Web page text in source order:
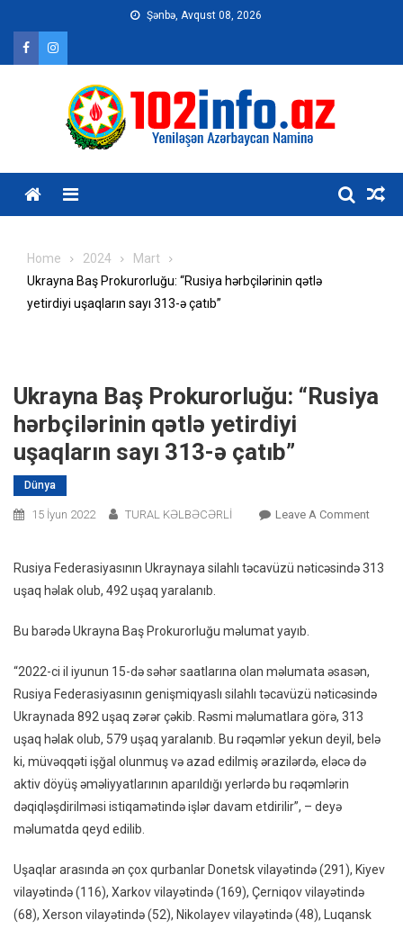
content
Şənbə, Avqust 08, 2026
Home 2024
Mart
Ukrayna Baş Prokurorluğu: “Rusiya hərbçilərinin qətlə
yetirdiyi uşaqların sayı 313-ə çatıb”
Ukrayna Baş Prokurorluğu: “Rusiya
hərbçilərinin qətlə yetirdiyi
uşaqların sayı 313-ə çatıb”
Dünya
15 İyun 2022 TURAL KƏLBƏCƏRLİ Leave A CommentOn
Sayı
Ə
Rusiya Federasiyasının Ukraynaya silahlı təcavüzü nəticəsində 313
uşaq həlak olub, 492 uşaq yaralanıb.
Bu barədə Ukrayna Baş Prokurorluğu məlumat yayıb.
“2022-ci il iyunun 15-də səhər saatlarına olan məlumata əsasən,
Rusiya Federasiyasının genişmiqyaslı silahlı təcavüzü nəticəsində
Ukraynada 892 uşaq zərər çəkib. Rəsmi məlumatlara görə, 313
uşaq həlak olub, 579 uşaq yaralanıb. Bu rəqəmlər yekun deyil, belə
ki, müvəqqəti işğal olunmuş və azad edilmiş ərazilərdə, eləcə də
aktiv döyüş əməliyyatlarının aparıldığı yerlərdə bu rəqəmlərin
dəqiqləşdirilməsi istiqamətində işlər davam etdirilir”, – deyə
məlumatda qeyd edilib.
Uşaqlar arasında ən çox qurbanlar Donetsk vilayətində (291), Kiyev
vilayətində (116), Xarkov vilayətində (169), Çerniqov vilayətində
(68), Xerson vilayətində (52), Nikolayev vilayətində (48), Luqansk